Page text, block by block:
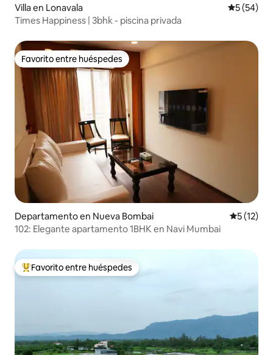
Villa en Lonavala
5 (54)
Times Happiness | 3bhk - piscina privada
Favorito entre huéspedes
Favorito entre huéspedes
Departamento en Nueva Bombai
5 (12)
102: Elegante apartamento 1BHK en Navi Mumbai
De los mejores en Favorito entre huéspedes
Favorito entre huéspedes